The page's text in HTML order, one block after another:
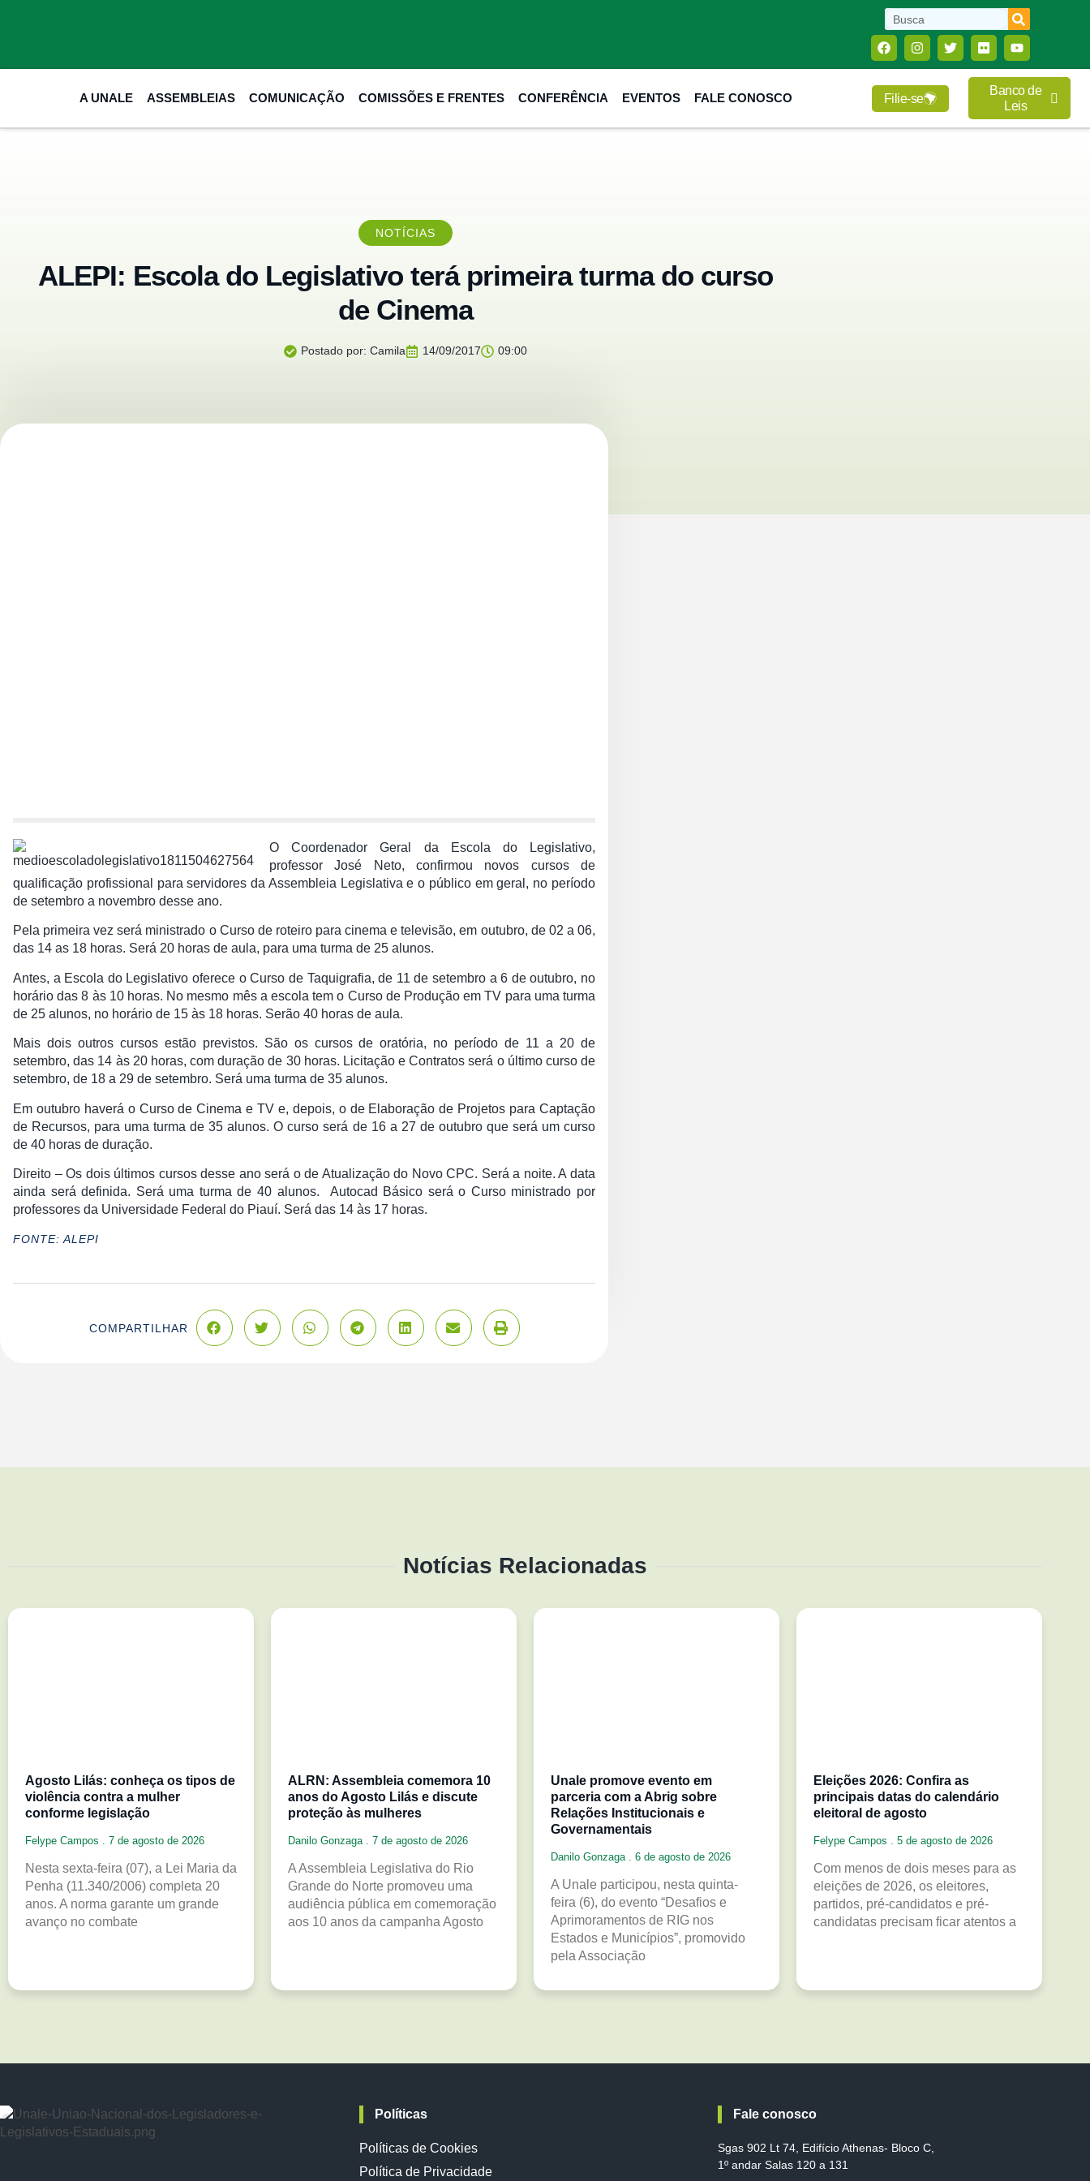
A UNALE ASSEMBLEIAS COMUNICAÇÃO COMISSÕES E FRENTES CONFERÊNCIA EVENTOS FALE CONOSCO Filie-se
Banco de
Leis
NOTÍCIAS
ALEPI: Escola do Legislativo terá primeira turma do curso
de Cinema
Postado por: Camila 14/09/2017 09:00
O Coordenador Geral da Escola do Legislativo,
professor José Neto, confirmou novos cursos de
qualificação profissional para servidores da Assembleia Legislativa e o público em geral, no período
de setembro a novembro desse ano.
Pela primeira vez será ministrado o Curso de roteiro para cinema e televisão, em outubro, de 02 a 06,
das 14 as 18 horas. Será 20 horas de aula, para uma turma de 25 alunos.
Antes, a Escola do Legislativo oferece o Curso de Taquigrafia, de 11 de setembro a 6 de outubro, no
horário das 8 às 10 horas. No mesmo mês a escola tem o Curso de Produção em TV para uma turma
de 25 alunos, no horário de 15 às 18 horas. Serão 40 horas de aula.
Mais dois outros cursos estão previstos. São os cursos de oratória, no período de 11 a 20 de
setembro, das 14 às 20 horas, com duração de 30 horas. Licitação e Contratos será o último curso de
setembro, de 18 a 29 de setembro. Será uma turma de 35 alunos.
Em outubro haverá o Curso de Cinema e TV e, depois, o de Elaboração de Projetos para Captação
de Recursos, para uma turma de 35 alunos. O curso será de 16 a 27 de outubro que será um curso
de 40 horas de duração.
Direito – Os dois últimos cursos desse ano será o de Atualização do Novo CPC. Será a noite. A data
ainda será definida. Será uma turma de 40 alunos. Autocad Básico será o Curso ministrado por
professores da Universidade Federal do Piauí. Será das 14 às 17 horas.
FONTE: ALEPI
COMPARTILHAR
Notícias Relacionadas
Agosto Lilás: conheça os tipos de
violência contra a mulher
conforme legislação
Felype Campos 7 de agosto de 2026
Nesta sexta-feira (07), a Lei Maria da
Penha (11.340/2006) completa 20
anos. A norma garante um grande
avanço no combate
ALRN: Assembleia comemora 10
anos do Agosto Lilás e discute
proteção às mulheres
Danilo Gonzaga 7 de agosto de 2026
A Assembleia Legislativa do Rio
Grande do Norte promoveu uma
audiência pública em comemoração
aos 10 anos da campanha Agosto
Unale promove evento em
parceria com a Abrig sobre
Relações Institucionais e
Governamentais
Danilo Gonzaga 6 de agosto de 2026
A Unale participou, nesta quinta-
feira (6), do evento “Desafios e
Aprimoramentos de RIG nos
Estados e Municípios”, promovido
pela Associação
Eleições 2026: Confira as
principais datas do calendário
eleitoral de agosto
Felype Campos 5 de agosto de 2026
Com menos de dois meses para as
eleições de 2026, os eleitores,
partidos, pré-candidatos e pré-
candidatas precisam ficar atentos a
Políticas
Políticas de Cookies
Política de Privacidade
Fale conosco
Sgas 902 Lt 74, Edifício Athenas- Bloco C,
1º andar Salas 120 a 131